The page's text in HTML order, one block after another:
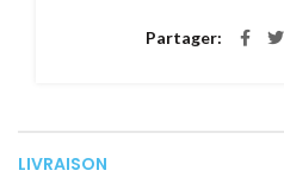
Partager
LIVRAISON